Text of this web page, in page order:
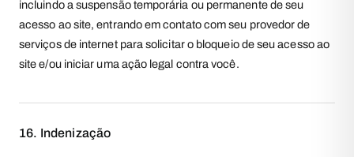
incluindo a suspensão temporária ou permanente de seu
acesso ao site, entrando em contato com seu provedor de
serviços de internet para solicitar o bloqueio de seu acesso ao
site e/ou iniciar uma ação legal contra você.
16. Indenização